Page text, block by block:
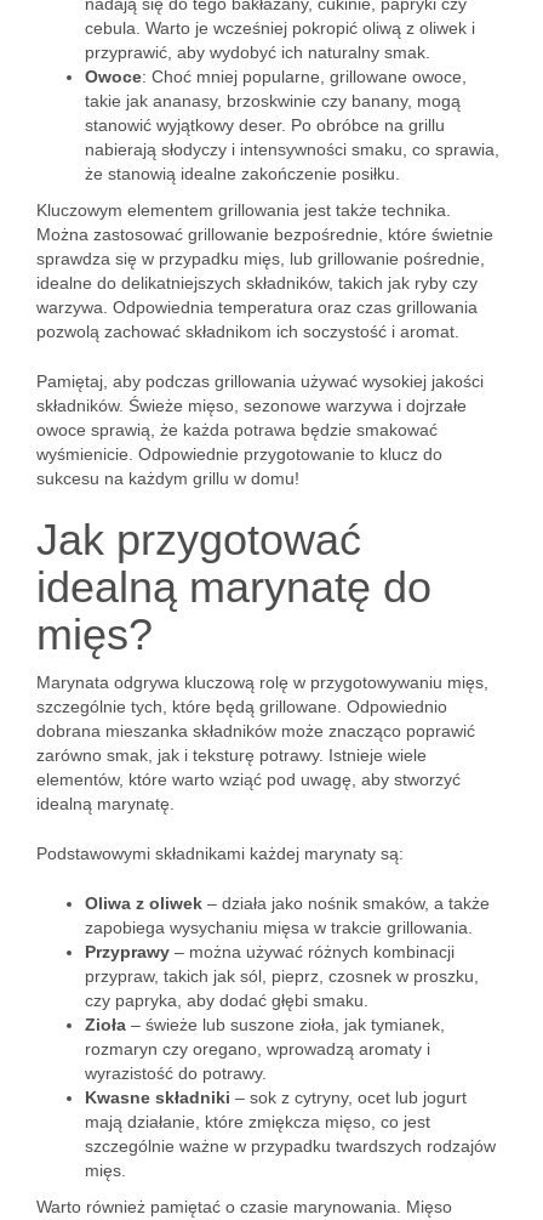
cebula. Warto je wcześniej pokropić oliwą z oliwek i
przyprawić, aby wydobyć ich naturalny smak.
Owoce: Choć mniej popularne, grillowane owoce,
takie jak ananasy, brzoskwinie czy banany, mogą
stanowić wyjątkowy deser. Po obróbce na grillu
nabierają słodyczy i intensywności smaku, co sprawia,
że stanowią idealne zakończenie posiłku.
Kluczowym elementem grillowania jest także technika.
Można zastosować grillowanie bezpośrednie, które świetnie
sprawdza się w przypadku mięs, lub grillowanie pośrednie,
idealne do delikatniejszych składników, takich jak ryby czy
warzywa. Odpowiednia temperatura oraz czas grillowania
pozwolą zachować składnikom ich soczystość i aromat.
Pamiętaj, aby podczas grillowania używać wysokiej jakości
składników. Świeże mięso, sezonowe warzywa i dojrzałe
owoce sprawią, że każda potrawa będzie smakować
wyśmienicie. Odpowiednie przygotowanie to klucz do
sukcesu na każdym grillu w domu!
Jak przygotować
idealną marynatę do
mięs?
Marynata odgrywa kluczową rolę w przygotowywaniu mięs,
szczególnie tych, które będą grillowane. Odpowiednio
dobrana mieszanka składników może znacząco poprawić
zarówno smak, jak i teksturę potrawy. Istnieje wiele
elementów, które warto wziąć pod uwagę, aby stworzyć
idealną marynatę.
Podstawowymi składnikami każdej marynaty są:
Oliwa z oliwek – działa jako nośnik smaków, a także
zapobiega wysychaniu mięsa w trakcie grillowania.
Przyprawy – można używać różnych kombinacji
przypraw, takich jak sól, pieprz, czosnek w proszku,
czy papryka, aby dodać głębi smaku.
Zioła – świeże lub suszone zioła, jak tymianek,
rozmaryn czy oregano, wprowadzą aromaty i
wyrazistość do potrawy.
Kwasne składniki – sok z cytryny, ocet lub jogurt
mają działanie, które zmiękcza mięso, co jest
szczególnie ważne w przypadku twardszych rodzajów
mięs.
Warto również pamiętać o czasie marynowania. Mięso